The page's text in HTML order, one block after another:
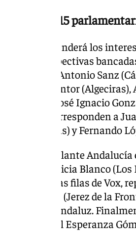
de los 15
que defenderá los
en sus respectivas
con Antonio Sanz
Pilar Pintor
(Rota) y José Ignacio
las actas corresponden a
(Algeciras) y Fernando
de Adelante
y Leticia Blanco
cámara. En las filas de Vox,
Campos (Jerez de la
Parlamento andaluz.
individual Esperanza